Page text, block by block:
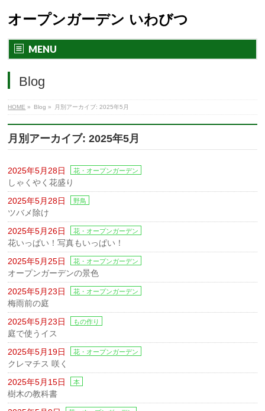
オープンガーデン いわびつ
MENU
Blog
HOME » Blog » 月別アーカイブ: 2025年5月
月別アーカイブ: 2025年5月
2025年5月28日 花・オープンガーデン
しゃくやく花盛り
2025年5月28日
野鳥
ツバメ除け
2025年5月26日
花・オープンガーデン
花いっぱい！写真もいっぱい！
2025年5月25日
花・オープンガーデン
オープンガーデンの景色
2025年5月23日
花・オープンガーデン
梅雨前の庭
2025年5月23日
もの作り
庭で使うイス
2025年5月19日
花・オープンガーデン
クレマチス 咲く
2025年5月15日
本
樹木の教科書